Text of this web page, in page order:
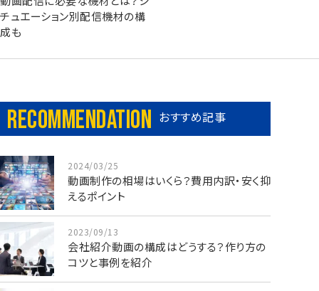
チュエーション別配信機材の構
成も
Recommendation おすすめ記事
2024/03/25
動画制作の相場はいくら？費用内訳・安く抑
えるポイント
2023/09/13
会社紹介動画の構成はどうする？作り方の
コツと事例を紹介